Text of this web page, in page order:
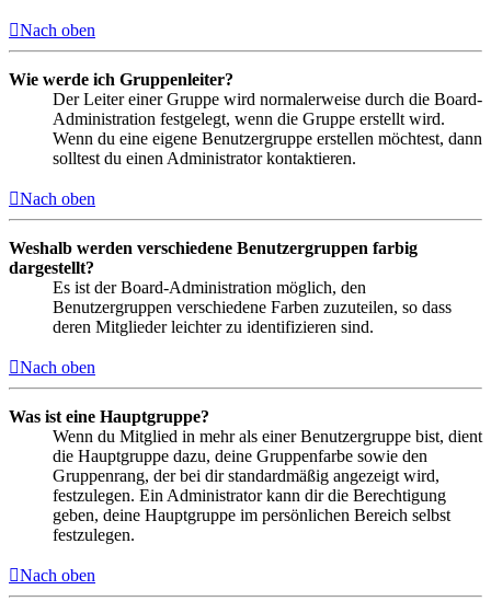
Nach oben
Wie werde ich Gruppenleiter?
Der Leiter einer Gruppe wird normalerweise durch die Board-
Administration festgelegt, wenn die Gruppe erstellt wird.
Wenn du eine eigene Benutzergruppe erstellen möchtest, dann
solltest du einen Administrator kontaktieren.
Nach oben
Weshalb werden verschiedene Benutzergruppen farbig
dargestellt?
Es ist der Board-Administration möglich, den
Benutzergruppen verschiedene Farben zuzuteilen, so dass
deren Mitglieder leichter zu identifizieren sind.
Nach oben
Was ist eine Hauptgruppe?
Wenn du Mitglied in mehr als einer Benutzergruppe bist, dient
die Hauptgruppe dazu, deine Gruppenfarbe sowie den
Gruppenrang, der bei dir standardmäßig angezeigt wird,
festzulegen. Ein Administrator kann dir die Berechtigung
geben, deine Hauptgruppe im persönlichen Bereich selbst
festzulegen.
Nach oben